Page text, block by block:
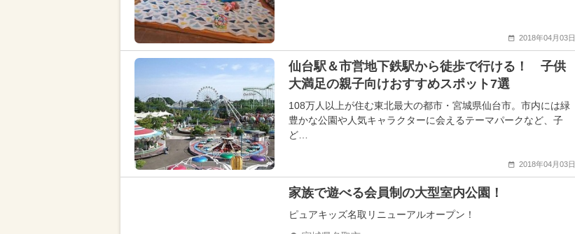
2018年04月03日
仙台駅＆市営地下鉄駅から徒歩で行ける！ 子供
大満足の親子向けおすすめスポット7選
108万人以上が住む東北最大の都市・宮城県仙台市。市内には緑
豊かな公園や人気キャラクターに会えるテーマパークなど、子
ど…
2018年04月03日
家族で遊べる会員制の大型室内公園！
ピュアキッズ名取リニューアルオープン！